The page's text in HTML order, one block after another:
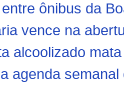
ônibus da
vence na
alcoolizado
agenda